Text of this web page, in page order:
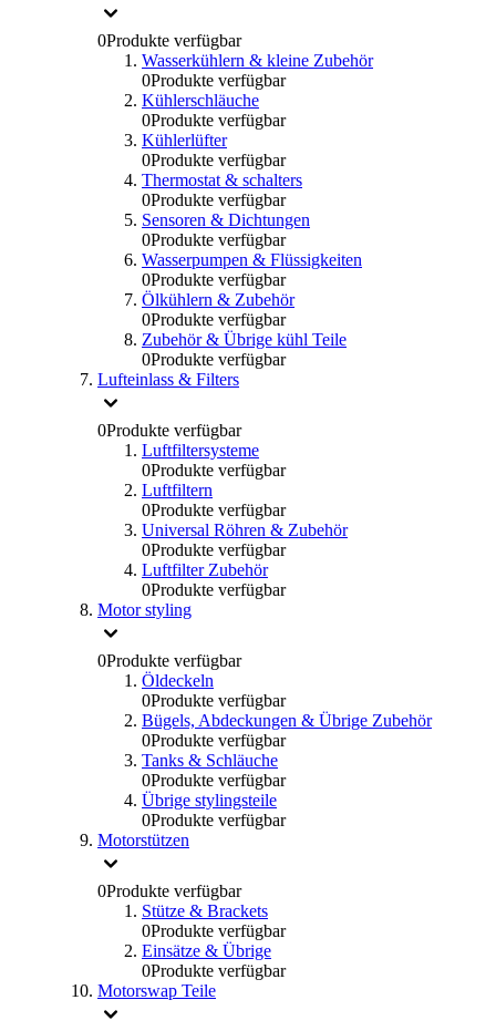
0Produkte verfügbar
Wasserkühlern & kleine Zubehör
0Produkte verfügbar
Kühlerschläuche
0Produkte verfügbar
Kühlerlüfter
0Produkte verfügbar
Thermostat & schalters
0Produkte verfügbar
Sensoren & Dichtungen
0Produkte verfügbar
Wasserpumpen & Flüssigkeiten
0Produkte verfügbar
Ölkühlern & Zubehör
0Produkte verfügbar
Zubehör & Übrige kühl Teile
0Produkte verfügbar
Lufteinlass & Filters
0Produkte verfügbar
Luftfiltersysteme
0Produkte verfügbar
Luftfiltern
0Produkte verfügbar
Universal Röhren & Zubehör
0Produkte verfügbar
Luftfilter Zubehör
0Produkte verfügbar
Motor styling
0Produkte verfügbar
Öldeckeln
0Produkte verfügbar
Bügels, Abdeckungen & Übrige Zubehör
0Produkte verfügbar
Tanks & Schläuche
0Produkte verfügbar
Übrige stylingsteile
0Produkte verfügbar
Motorstützen
0Produkte verfügbar
Stütze & Brackets
0Produkte verfügbar
Einsätze & Übrige
0Produkte verfügbar
Motorswap Teile